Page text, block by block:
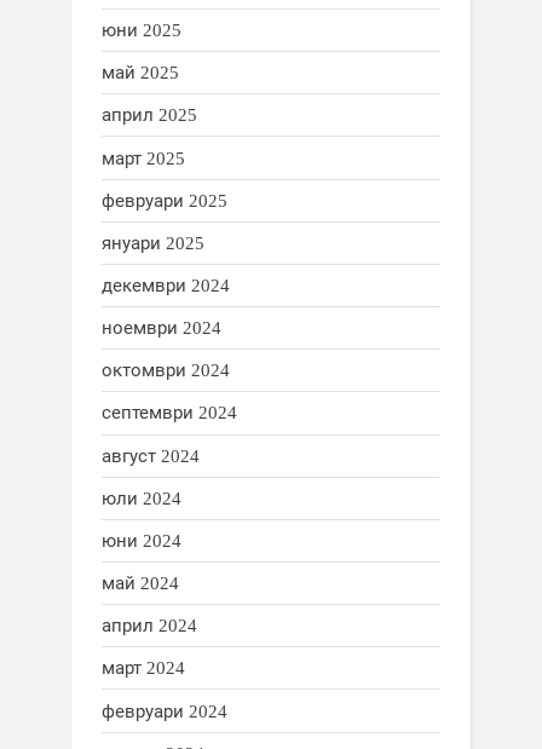
юни 2025
май 2025
април 2025
март 2025
февруари 2025
януари 2025
декември 2024
ноември 2024
октомври 2024
септември 2024
август 2024
юли 2024
юни 2024
май 2024
април 2024
март 2024
февруари 2024